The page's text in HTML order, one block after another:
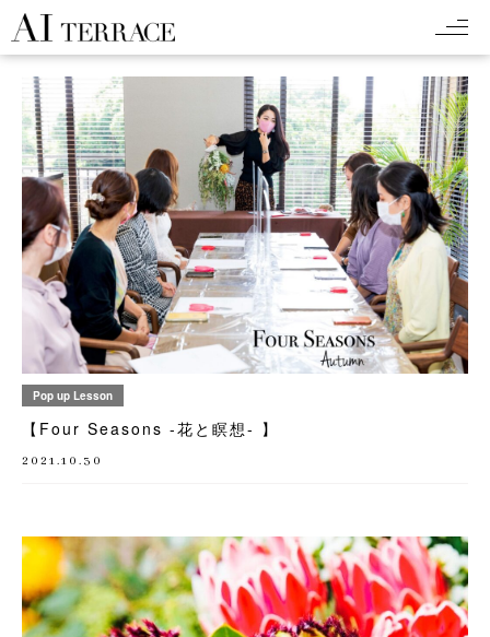
Pop up Lesson
【Four Seasons -花と瞑想- 】
2021.10.30